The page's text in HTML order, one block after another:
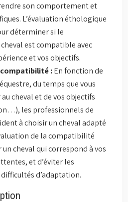
son comportement et
L’évaluation éthologique
déterminer si le
est compatible avec
et vos objectifs.
:En fonction de
du temps que vous
cheval et de vos objectifs
les professionnels de
à choisir un cheval adapté
de la compatibilité
cheval qui correspond à vos
et d’éviter les
d’adaptation.